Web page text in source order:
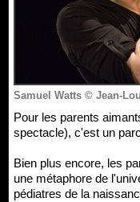
Samuel Watts © Jean-
Pour les parents aimants (et ils le sont tous devant ce
spectacle), c'est un
Bien plus encore, les
une métaphore de
pédiatres de la